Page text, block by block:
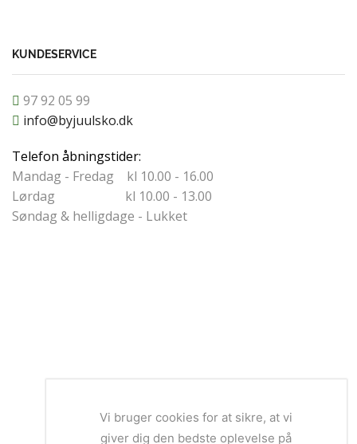
KUNDESERVICE
97 92 05 99
info@byjuulsko.dk
Telefon åbningstider:
Mandag - Fredag kl 10.00 - 16.00
Lørdag kl 10.00 - 13.00
Søndag & helligdage - Lukket
Vi bruger cookies for at sikre, at vi
giver dig den bedste oplevelse på